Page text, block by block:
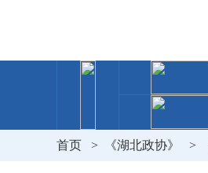
首页 > 《湖北政协》 >